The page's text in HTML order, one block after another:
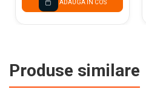
ADAUGA IN COS
Produse similare